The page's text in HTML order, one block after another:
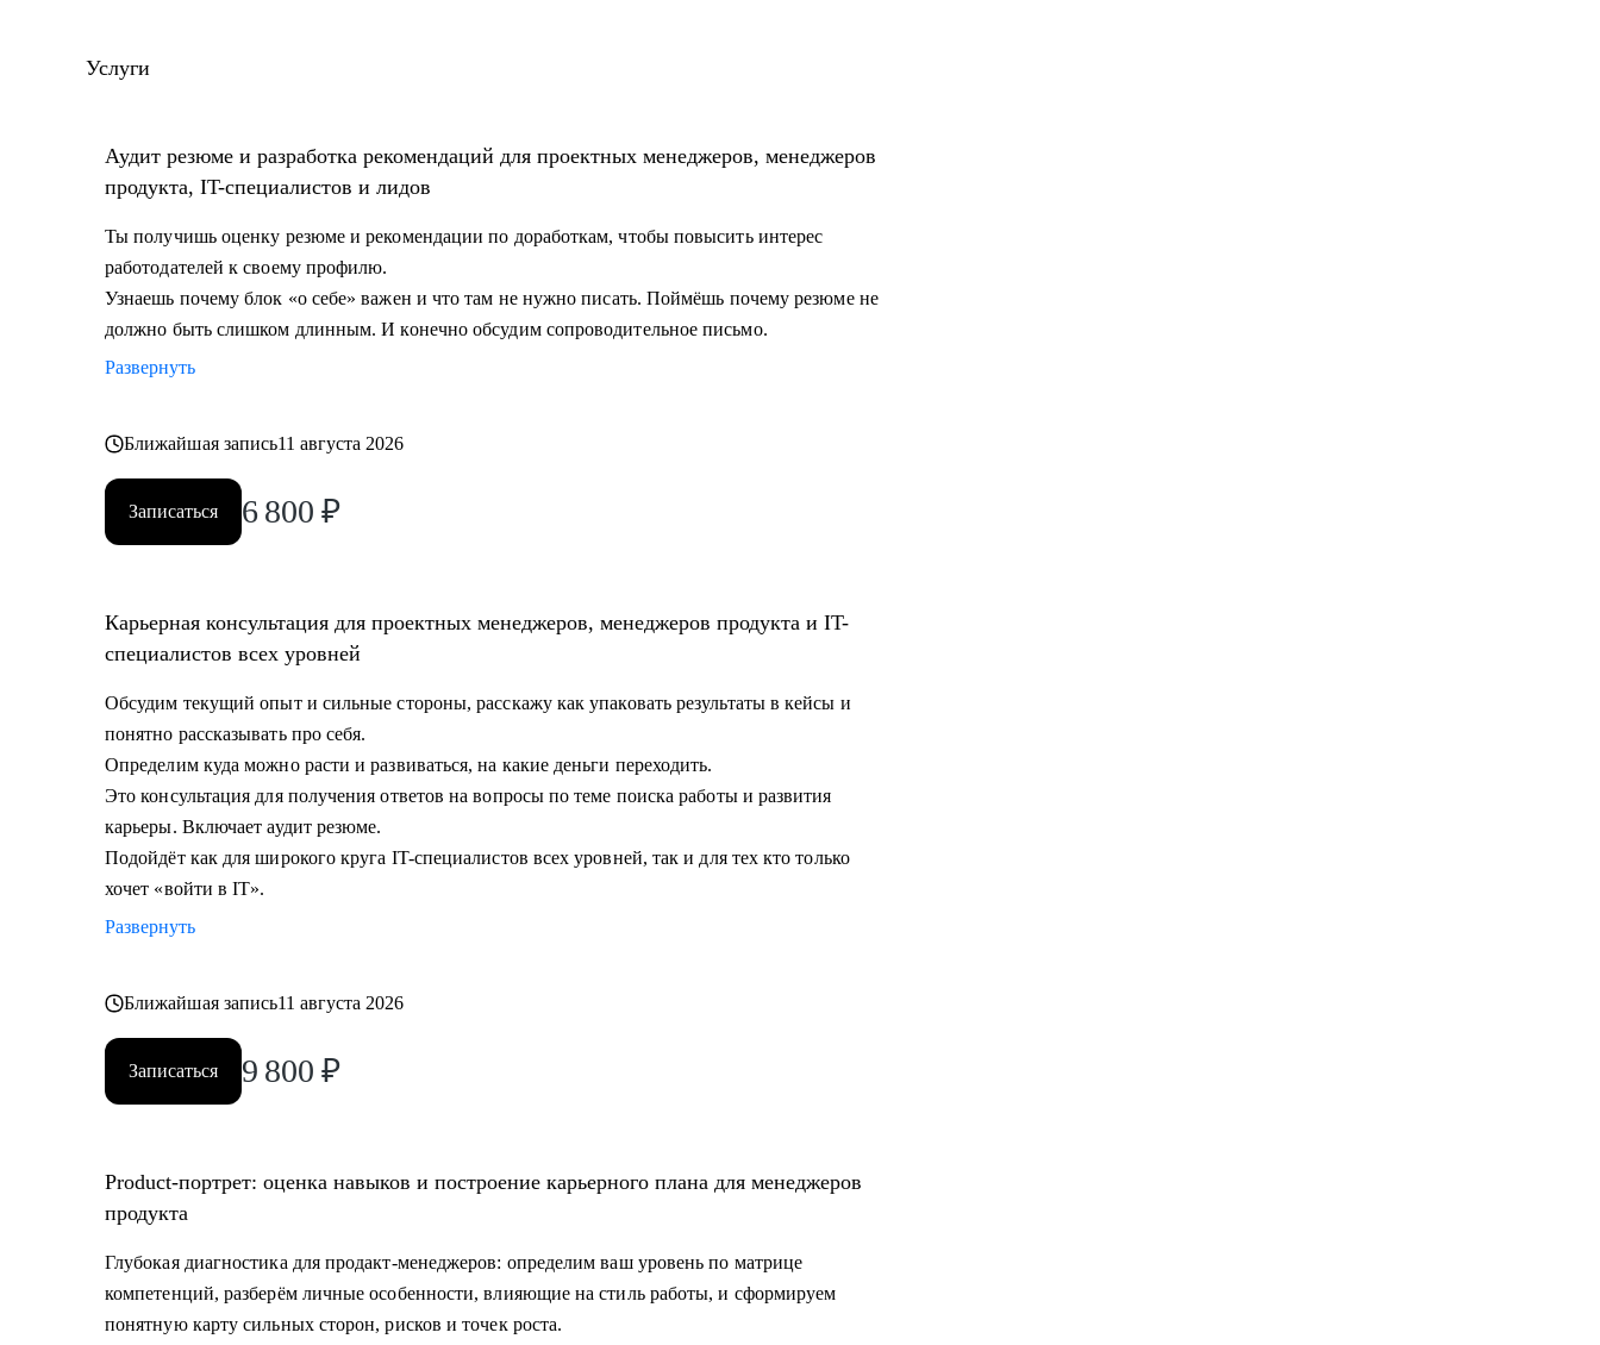
управление» для МИТУ
• Составить эффективное резюме
• Подготовиться к собеседованию в компанию
• Сформировать карьерную цель и определить стратегию её достижения
• Разобрать любой продуктовый, управленческий или бизнес кейс
• Дам рекомендации по управлению командой и её развитию
• Начинающим и опытным управленцам
• Менеджерам продуктов, разработчикам, тестировщикам, проектным менеджерам
• Тем, кто хочет сменить направление развития своей карьеры
Услуги
Аудит резюме и разработка рекомендаций для проектных менеджеров, менеджеров
продукта, IT-специалистов и лидов
Ты получишь оценку резюме и рекомендации по доработкам, чтобы повысить интерес
работодателей к своему профилю.
Узнаешь почему блок «о себе» важен и что там не нужно писать. Поймёшь почему резюме не
должно быть слишком длинным. И конечно обсудим сопроводительное письмо.
Развернуть
Ближайшая запись11 августа 2026
Записаться 6 800 ₽
Карьерная консультация для проектных менеджеров, менеджеров продукта и IT-
специалистов всех уровней
Обсудим текущий опыт и сильные стороны, расскажу как упаковать результаты в кейсы и
понятно рассказывать про себя.
Определим куда можно расти и развиваться, на какие деньги переходить.
Это консультация для получения ответов на вопросы по теме поиска работы и развития
карьеры. Включает аудит резюме.
Подойдёт как для широкого круга IT-специалистов всех уровней, так и для тех кто только
хочет «войти в IT».
Развернуть
Ближайшая запись11 августа 2026
Записаться 9 800 ₽
Product‑портрет: оценка навыков и построение карьерного плана для менеджеров
продукта
Глубокая диагностика для продакт‑менеджеров: определим ваш уровень по матрице
компетенций, разберём личные особенности, влияющие на стиль работы, и сформируем
понятную карту сильных сторон, рисков и точек роста.